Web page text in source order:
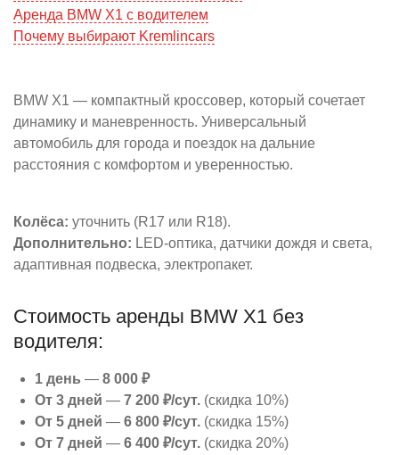
Аренда BMW X1 с водителем
Почему выбирают Kremlincars
BMW X1 — компактный кроссовер, который сочетает
динамику и маневренность. Универсальный
автомобиль для города и поездок на дальние
расстояния с комфортом и уверенностью.
Колёса: уточнить (R17 или R18).
Дополнительно: LED-оптика, датчики дождя и света,
адаптивная подвеска, электропакет.
Стоимость аренды BMW X1 без
водителя:
1 день — 8 000 ₽
От 3 дней — 7 200 ₽/сут. (скидка 10%)
От 5 дней — 6 800 ₽/сут. (скидка 15%)
От 7 дней — 6 400 ₽/сут. (скидка 20%)